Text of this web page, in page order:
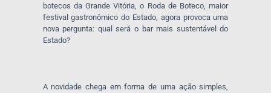
botecos da Grande Vitória, o Roda de Boteco, maior
festival gastronômico do Estado, agora provoca uma
nova pergunta: qual será o bar mais sustentável do
Estado?
A novidade chega em forma de uma ação simples,